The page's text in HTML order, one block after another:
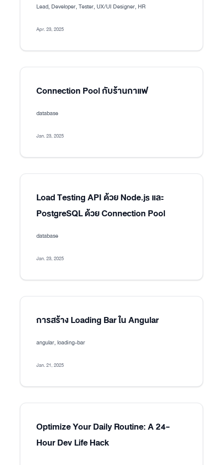
Lead, Developer, Tester, UX/UI Designer, HR
Apr. 23, 2025
Connection Pool กับร้านกาแฟ
database
Jan. 23, 2025
Load Testing API ด้วย Node.js และ
PostgreSQL ด้วย Connection Pool
database
Jan. 23, 2025
การสร้าง Loading Bar ใน Angular
angular, loading-bar
Jan. 21, 2025
Optimize Your Daily Routine: A 24-
Hour Dev Life Hack